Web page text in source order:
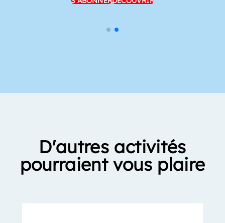
D'autres activités
pourraient vous plaire